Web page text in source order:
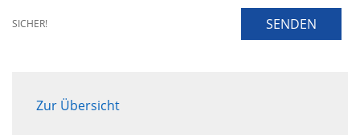
SICHER! SENDEN
Zur Übersicht